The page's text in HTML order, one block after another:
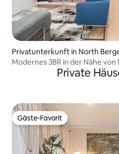
Privatunterkunft in North
Modernes 3BR in der Nähe von
Schlafplätze für 8 | Familie
Private
Gäste-Favorit
Gäste-Favorit